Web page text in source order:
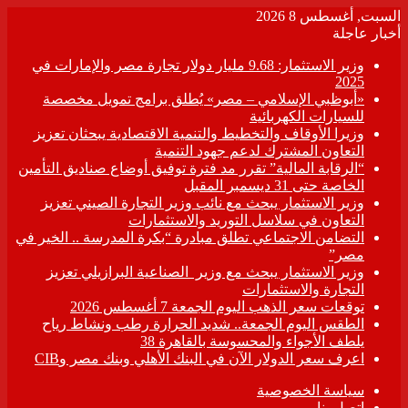
السبت, أغسطس 8 2026
أخبار عاجلة
وزير الاستثمار: 9.68 مليار دولار تجارة مصر والإمارات في
2025
«أبوظبي الإسلامي – مصر» يُطلق برامج تمويل مخصصة
للسيارات الكهربائية
وزيرا الأوقاف والتخطيط والتنمية الاقتصادية يبحثان تعزيز
التعاون المشترك لدعم جهود التنمية
“الرقابة المالية” تقرر مد فترة توفيق أوضاع صناديق التأمين
الخاصة حتى 31 ديسمبر المقبل
وزير الاستثمار يبحث مع نائب وزير التجارة الصيني تعزيز
التعاون في سلاسل التوريد والاستثمارات
التضامن الاجتماعي تطلق مبادرة “بكرة المدرسة .. الخير في
مصر”
وزير الاستثمار يبحث مع وزير الصناعية البرازيلي تعزيز
التجارة والاستثمارات
توقعات سعر الذهب اليوم الجمعة 7 أغسطس 2026
الطقس اليوم الجمعة.. شديد الحرارة رطب ونشاط رياح
يلطف الأجواء والمحسوسة بالقاهرة 38
اعرف سعر الدولار الآن في البنك الأهلي وبنك مصر وCIB
سياسة الخصوصية